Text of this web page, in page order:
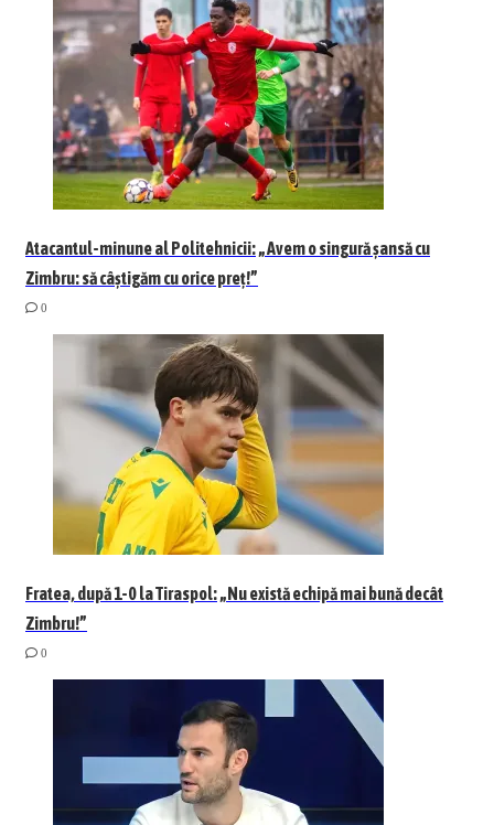
Atacantul-minune al Politehnicii: „Avem o singură șansă cu
Zimbru: să câștigăm cu orice preț!”
0
Fratea, după 1-0 la Tiraspol: „Nu există echipă mai bună decât
Zimbru!”
0